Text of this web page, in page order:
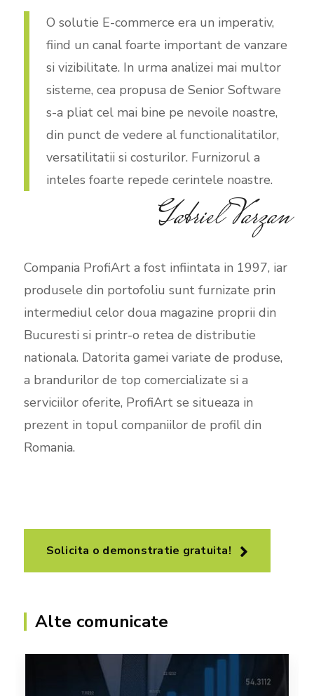
O solutie E-commerce era un imperativ,
fiind un canal foarte important de vanzare
si vizibilitate. In urma analizei mai multor
sisteme, cea propusa de Senior Software
s-a pliat cel mai bine pe nevoile noastre,
din punct de vedere al functionalitatilor,
versatilitatii si costurilor. Furnizorul a
inteles foarte repede cerintele noastre.
Gabriel Varzan
Compania ProfiArt a fost infiintata in 1997, iar
produsele din portofoliu sunt furnizate prin
intermediul celor doua magazine proprii din
Bucuresti si printr-o retea de distributie
nationala. Datorita gamei variate de produse,
a brandurilor de top comercializate si a
serviciilor oferite, ProfiArt se situeaza in
prezent in topul companiilor de profil din
Romania.
Solicita o demonstratie gratuita!
Alte comunicate